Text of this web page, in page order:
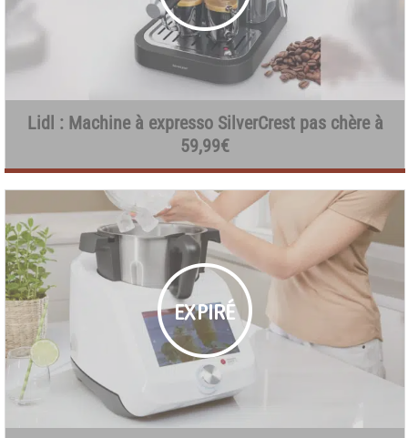
Lidl : Machine à expresso SilverCrest pas chère à
59,99€